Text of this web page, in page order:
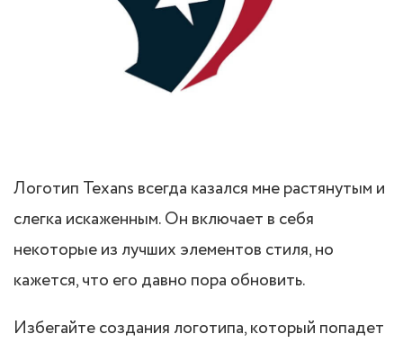
Логотип Texans всегда казался мне растянутым и
слегка искаженным. Он включает в себя
некоторые из лучших элементов стиля, но
кажется, что его давно пора обновить.
Избегайте создания логотипа, который попадет